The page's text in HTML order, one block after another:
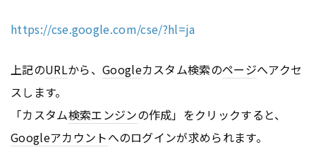
https://cse.google.com/cse/?hl=ja
上記のURLから、 Googleカスタム検索のページへアクセ
スします。
「カスタム検索エンジンの作成」をクリックすると、
Googleアカウントへのログインが求められます。